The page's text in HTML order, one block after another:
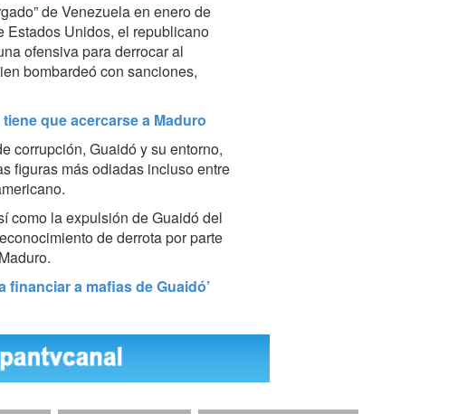
de Venezuela en enero de
Estados Unidos, el republicano
ofensiva para derrocar al
bombardeó con sanciones,
que acercarse a Maduro
corrupción, Guaidó y su entorno,
figuras más odiadas incluso entre
como la expulsión de Guaidó del
de derrota por parte
financiar a mafias de Guaidó’